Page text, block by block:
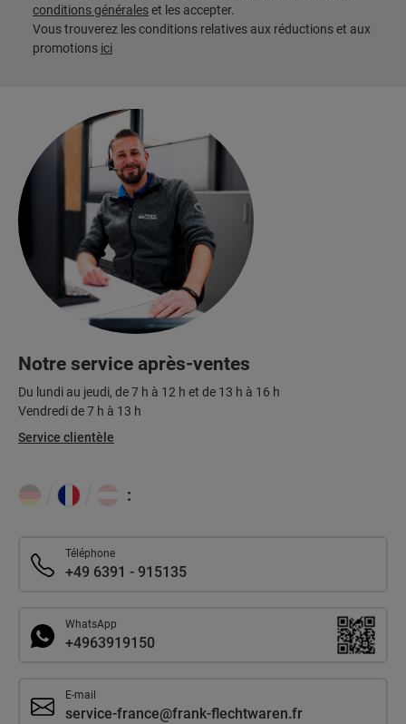
conditions généraleset les accepter.
Vous trouverez les conditions relatives aux réductions et aux
promotions ici
Notre service après-ventes
Du lundi au jeudi, de 7 h à 12 h et de 13 h à 16 h
Vendredi de 7 h à 13 h
Service clientèle
:
Téléphone
+49 6391 - 915135
WhatsApp
+4963919150
E-mail
service-france@frank-flechtwaren.fr